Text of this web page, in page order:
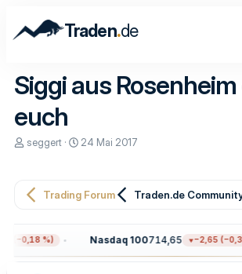
Traden.de
Siggi aus
euch
E
e
r
seggert
E
e
l
m
24 Mai 2017
Trading Forum Traden.de
(−0,18 %) Nasdaq 100714,65 −2,65